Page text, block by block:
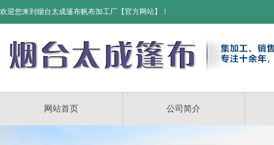
欢迎您来到烟台太成篷布帆布加工厂【官方网站】！
网站首页 公司简介